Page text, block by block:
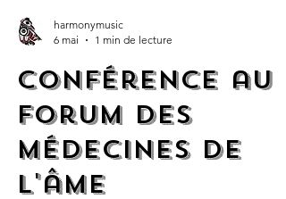
6 mai
1 min de lecture
Conférence au
forum des
médecines de